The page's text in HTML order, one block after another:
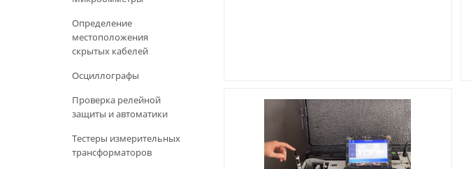
Определение
местоположения
скрытых кабелей
Осциллографы
Проверка релейной
защиты и автоматики
Тестеры измерительных
трансформаторов